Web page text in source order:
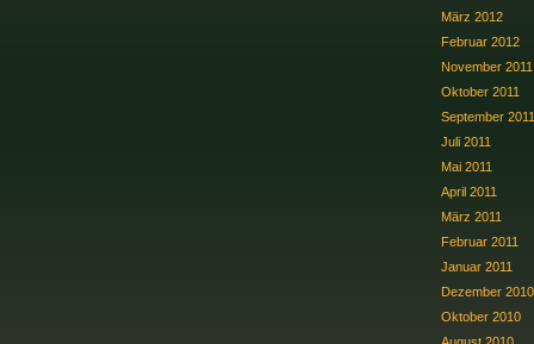
März 2012
Februar 2012
November 2011
Oktober 2011
September 2011
Juli 2011
Mai 2011
April 2011
März 2011
Februar 2011
Januar 2011
Dezember 2010
Oktober 2010
August 2010